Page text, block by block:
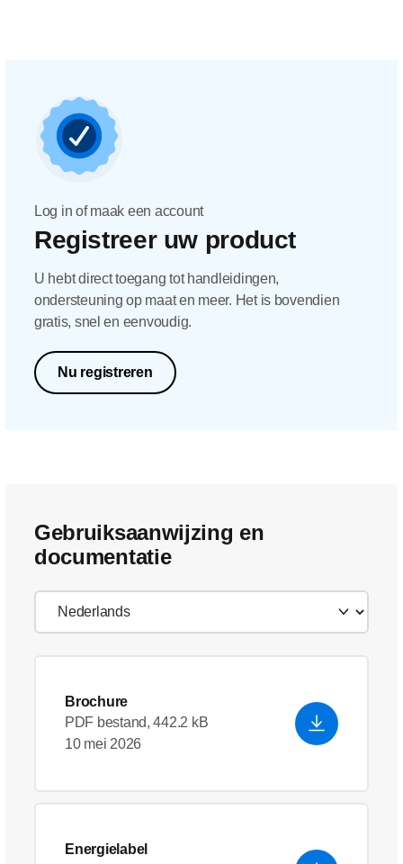
Log in of maak een account
Registreer uw product
U hebt direct toegang tot handleidingen,
ondersteuning op maat en meer. Het is bovendien
gratis, snel en eenvoudig.
Nu registreren
Gebruiksaanwijzing en
documentatie
Brochure
PDF bestand, 442.2 kB
10 mei 2026
Energielabel